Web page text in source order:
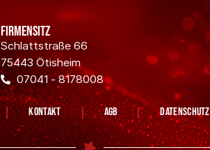
Firmensitz
Schlattstraße 66
75443 Ötisheim
07041 - 8178008
Kontakt AGB Datenschutz